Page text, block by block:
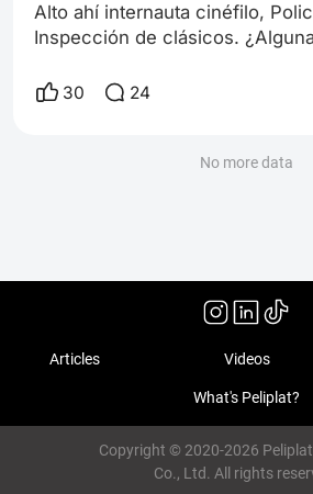
Alto ahí internauta cinéfilo,
Inspección de clásicos.
Pues bien, me encontraba en
este blog conocen, tratando de
30 24
No more data
Articles Videos
What's Peliplat?
Copyright © 2020-2026
Co., Ltd. All rights